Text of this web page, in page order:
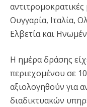
Ουγγαρία, Ιταλία,
Ελβετία και
Η ημέρα δράσης
περιεχομένου σε
αξιολογηθούν για
διαδικτυακών